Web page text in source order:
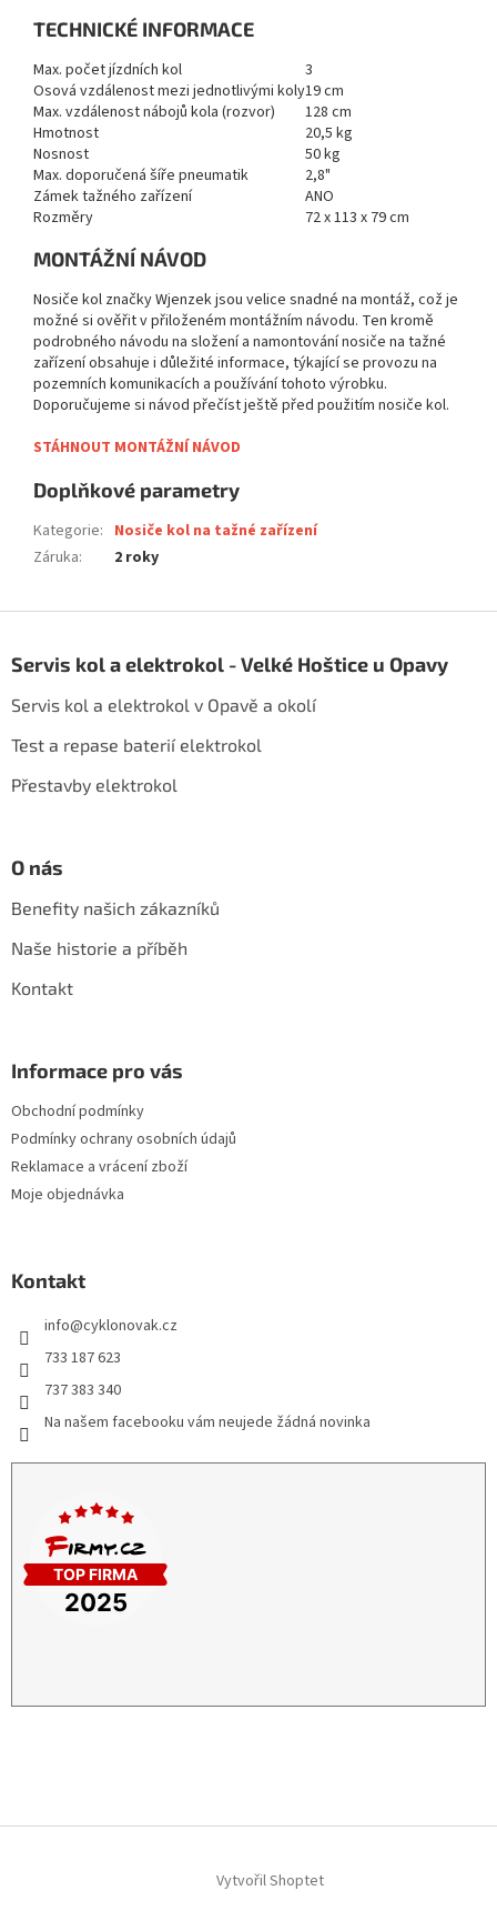
TECHNICKÉ INFORMACE
Max. počet jízdních kol
3
Osová vzdálenost mezi jednotlivými koly19 cm
Max. vzdálenost nábojů kola (rozvor)
128 cm
Hmotnost
20,5 kg
Nosnost
50 kg
Max. doporučená šíře pneumatik
2,8"
Zámek tažného zařízení
ANO
Rozměry
72 x 113 x 79 cm
MONTÁŽNÍ NÁVOD
Nosiče kol značky Wjenzek jsou velice snadné na montáž, což je
možné si ověřit v přiloženém montážním návodu. Ten kromě
podrobného návodu na složení a namontování nosiče na tažné
zařízení obsahuje i důležité informace, týkající se provozu na
pozemních komunikacích a používání tohoto výrobku.
Doporučujeme si návod přečíst ještě před použitím nosiče kol.
STÁHNOUT MONTÁŽNÍ NÁVOD
Doplňkové parametry
Kategorie: Nosiče kol na tažné zařízení
Záruka: 2 roky
pServis kol a elektrokol - Velké Hoštice u Opavy
Servis kol a elektrokol v Opavě a okolí
Test a repase baterií elektrokol
Přestavby elektrokol
O nás
Benefity našich zákazníků
Naše historie a příběh
Kontakt
Informace pro vás
Obchodní podmínky
Podmínky ochrany osobních údajů
Reklamace a vrácení zboží
Moje objednávka
Kontakt
info@cyklonovak.cz
733 187 623
737 383 340
Na našem facebooku vám neujede žádná novinka
Vytvořil Shoptet